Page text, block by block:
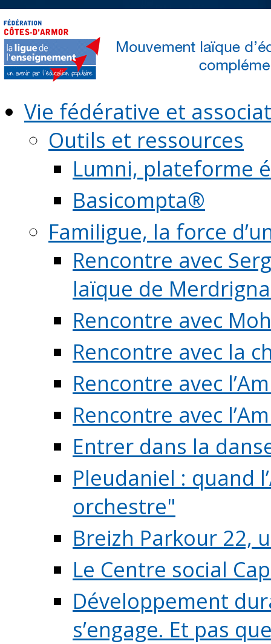
Vie fédérative et
Outils et ressources
Lumni, plateforme
Basicompta®
Familigue, la force
Rencontre avec
laïque de
Rencontre avec
Rencontre avec la
Rencontre avec
Rencontre avec
Entrer dans la
Pleudaniel : quand
orchestre"
Breizh Parkour 22,
Le Centre social
Développement
s’engage. Et pas